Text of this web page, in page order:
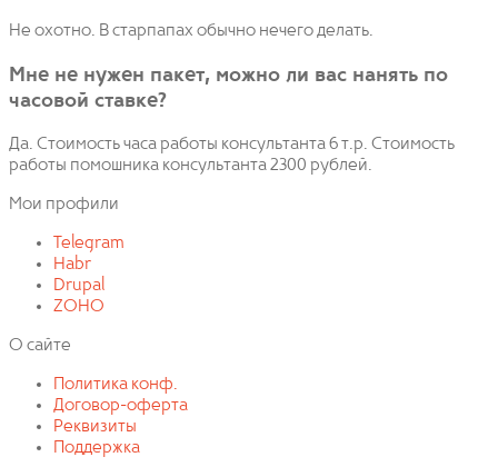
Не охотно. В старпапах обычно нечего делать.
Мне не нужен пакет, можно ли вас нанять по
часовой ставке?
Да. Стоимость часа работы консультанта 6 т.р. Стоимость
работы помошника консультанта 2300 рублей.
Мои профили
Telegram
Habr
Drupal
ZOHO
О сайте
Политика конф.
Договор-оферта
Реквизиты
Поддержка